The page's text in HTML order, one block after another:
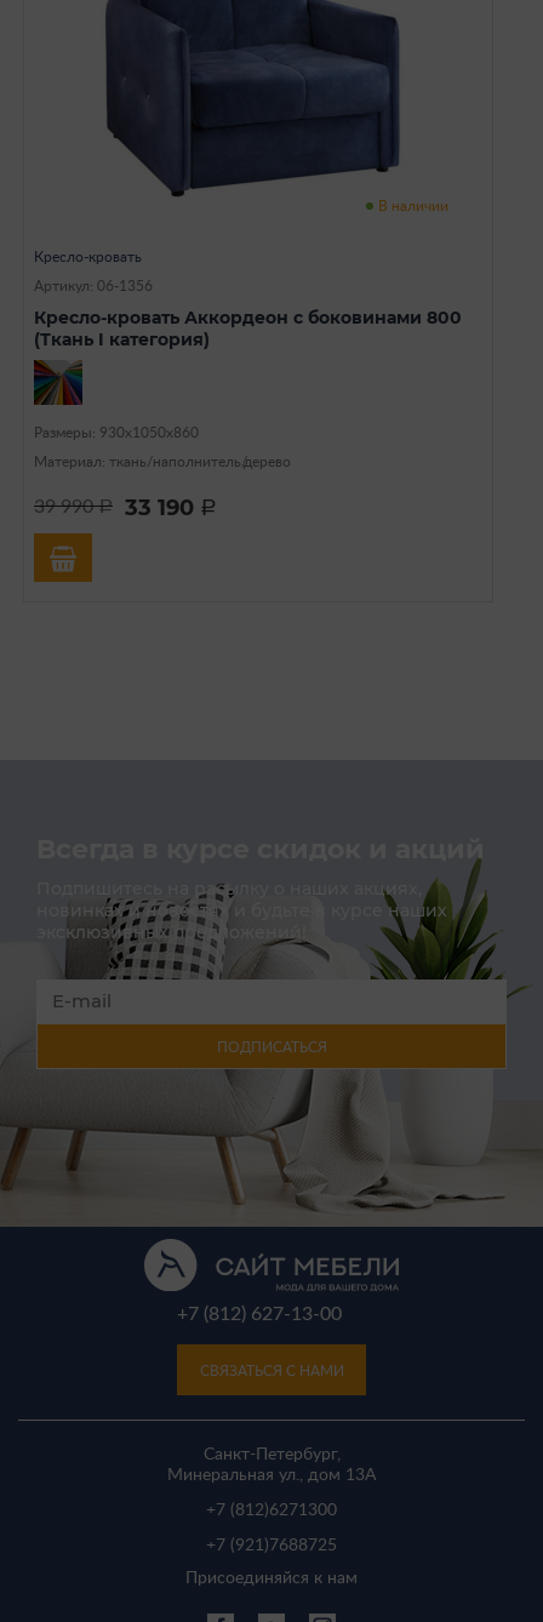
В наличии
Кресло-кровать
Артикул: 06-1356
Кресло-кровать Аккордеон с боковинами 800
(Ткань I категория)
Размеры: 930х1050х860
Материал: ткань/наполнитель/дерево
39 990a 33 190 a
Всегда в курсе скидок и акций
Подпишитесь на расылку о наших акциях,
новинках и новостях и будьте в курсе наших
эксклюзивных предложений!
ПОДПИСАТЬСЯ
+7 (812) 627-13-00
СВЯЗАТЬСЯ С НАМИ
Санкт-Петербург,
Минеральная ул., дом 13A
+7 (812)6271300
+7 (921) 7688725
Присоединяйся к нам